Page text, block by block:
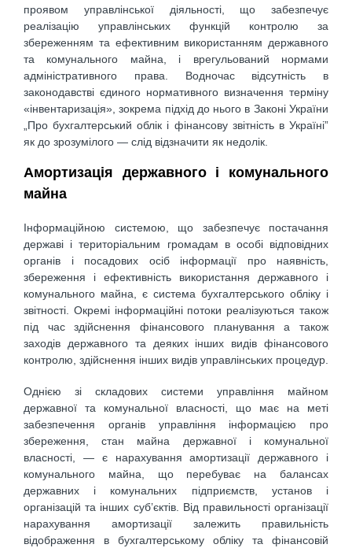
проявом управлінської діяльності, що забезпечує
реалізацію управлінських функцій контролю за
збереженням та ефективним використанням державного
та комунального майна, і врегульований нормами
адміністративного права. Водночас відсутність в
законодавстві єдиного нормативного визначення терміну
«інвентаризація», зокрема підхід до нього в Законі України
„Про бухгалтерський облік і фінансову звітність в Україні”
як до зрозумілого — слід відзначити як недолік.
Амортизація державного і комунального
майна
Інформаційною системою, що забезпечує постачання
державі і територіальним громадам в особі відповідних
органів і посадових осіб інформації про наявність,
збереження і ефективність використання державного і
комунального майна, є система бухгалтерського обліку і
звітності. Окремі інформаційні потоки реалізуються також
під час здійснення фінансового планування а також
заходів державного та деяких інших видів фінансового
контролю, здійснення інших видів управлінських процедур.
Однією зі складових системи управління майном
державної та комунальної власності, що має на меті
забезпечення органів управління інформацією про
збереження, стан майна державної і комунальної
власності, — є нарахування амортизації державного і
комунального майна, що перебуває на балансах
державних і комунальних підприємств, установ і
організацій та інших суб’єктів. Від правильності організації
нарахування амортизації залежить правильність
відображення в бухгалтерському обліку та фінансовій